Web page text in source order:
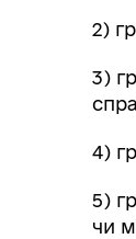
2)
3)
4)
5)
чи